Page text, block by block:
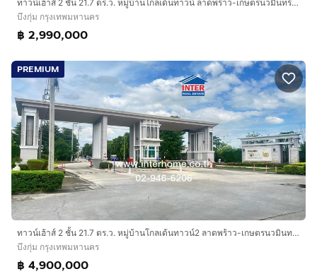
ทาวน์เฮ้าส์ 2 ชั้น 21.7 ตร.ว. หมู่บ้านโกลเด้นทาวน์ ลาดพร้าว-เกษตรนวมินทร์ ซอยนวมินทร์42 แยก27 ถนนนวมินทร์ ถนนประเสริฐมนูกิจ เขตบึงกุ่ม
บึงกุ่ม กรุงเทพมหานคร
฿ 2,990,000
PREMIUM
ทาวน์เฮ้าส์ 2 ชั้น 21.7 ตร.ว. หมู่บ้านโกลเด้นทาวน์2 ลาดพร้าว-เกษตรนวมินทร์ ซอยนวมินทร์42 แยก27 ถนนนวมินทร์ ถนนประเสริฐมนูกิจ เขตบึงกุ่ม กรุง
บึงกุ่ม กรุงเทพมหานคร
฿ 4,900,000